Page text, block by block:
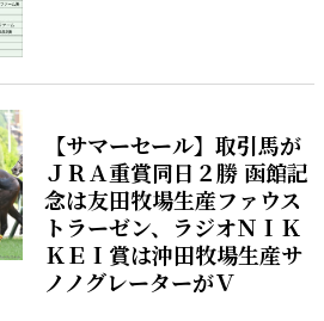
【サマーセール】取引馬が
ＪＲＡ重賞同日２勝 函館記
念は友田牧場生産ファウス
トラーゼン、ラジオＮＩＫ
ＫＥＩ賞は沖田牧場生産サ
ノノグレーターがＶ